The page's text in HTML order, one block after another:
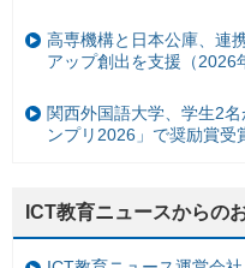
高専機構と日本公庫、連
アップ創出を支援（2026
関西外国語大学、学生2
ンプリ2026」で奨励賞受
ICT教育ニュースからの